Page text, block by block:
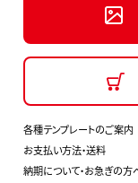
各種テンプレートのご案内
お支払い方法・送料
納期について・お急ぎの方